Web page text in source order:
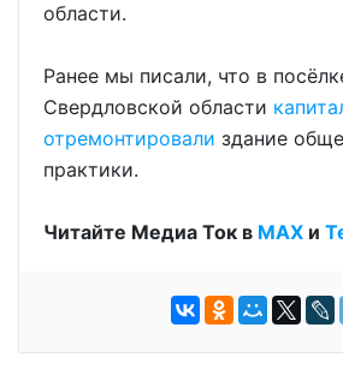
области.
Ранее мы писали, что в
Свердловской области
отремонтировали здание
практики.
Читайте Медиа Ток в МАХ и